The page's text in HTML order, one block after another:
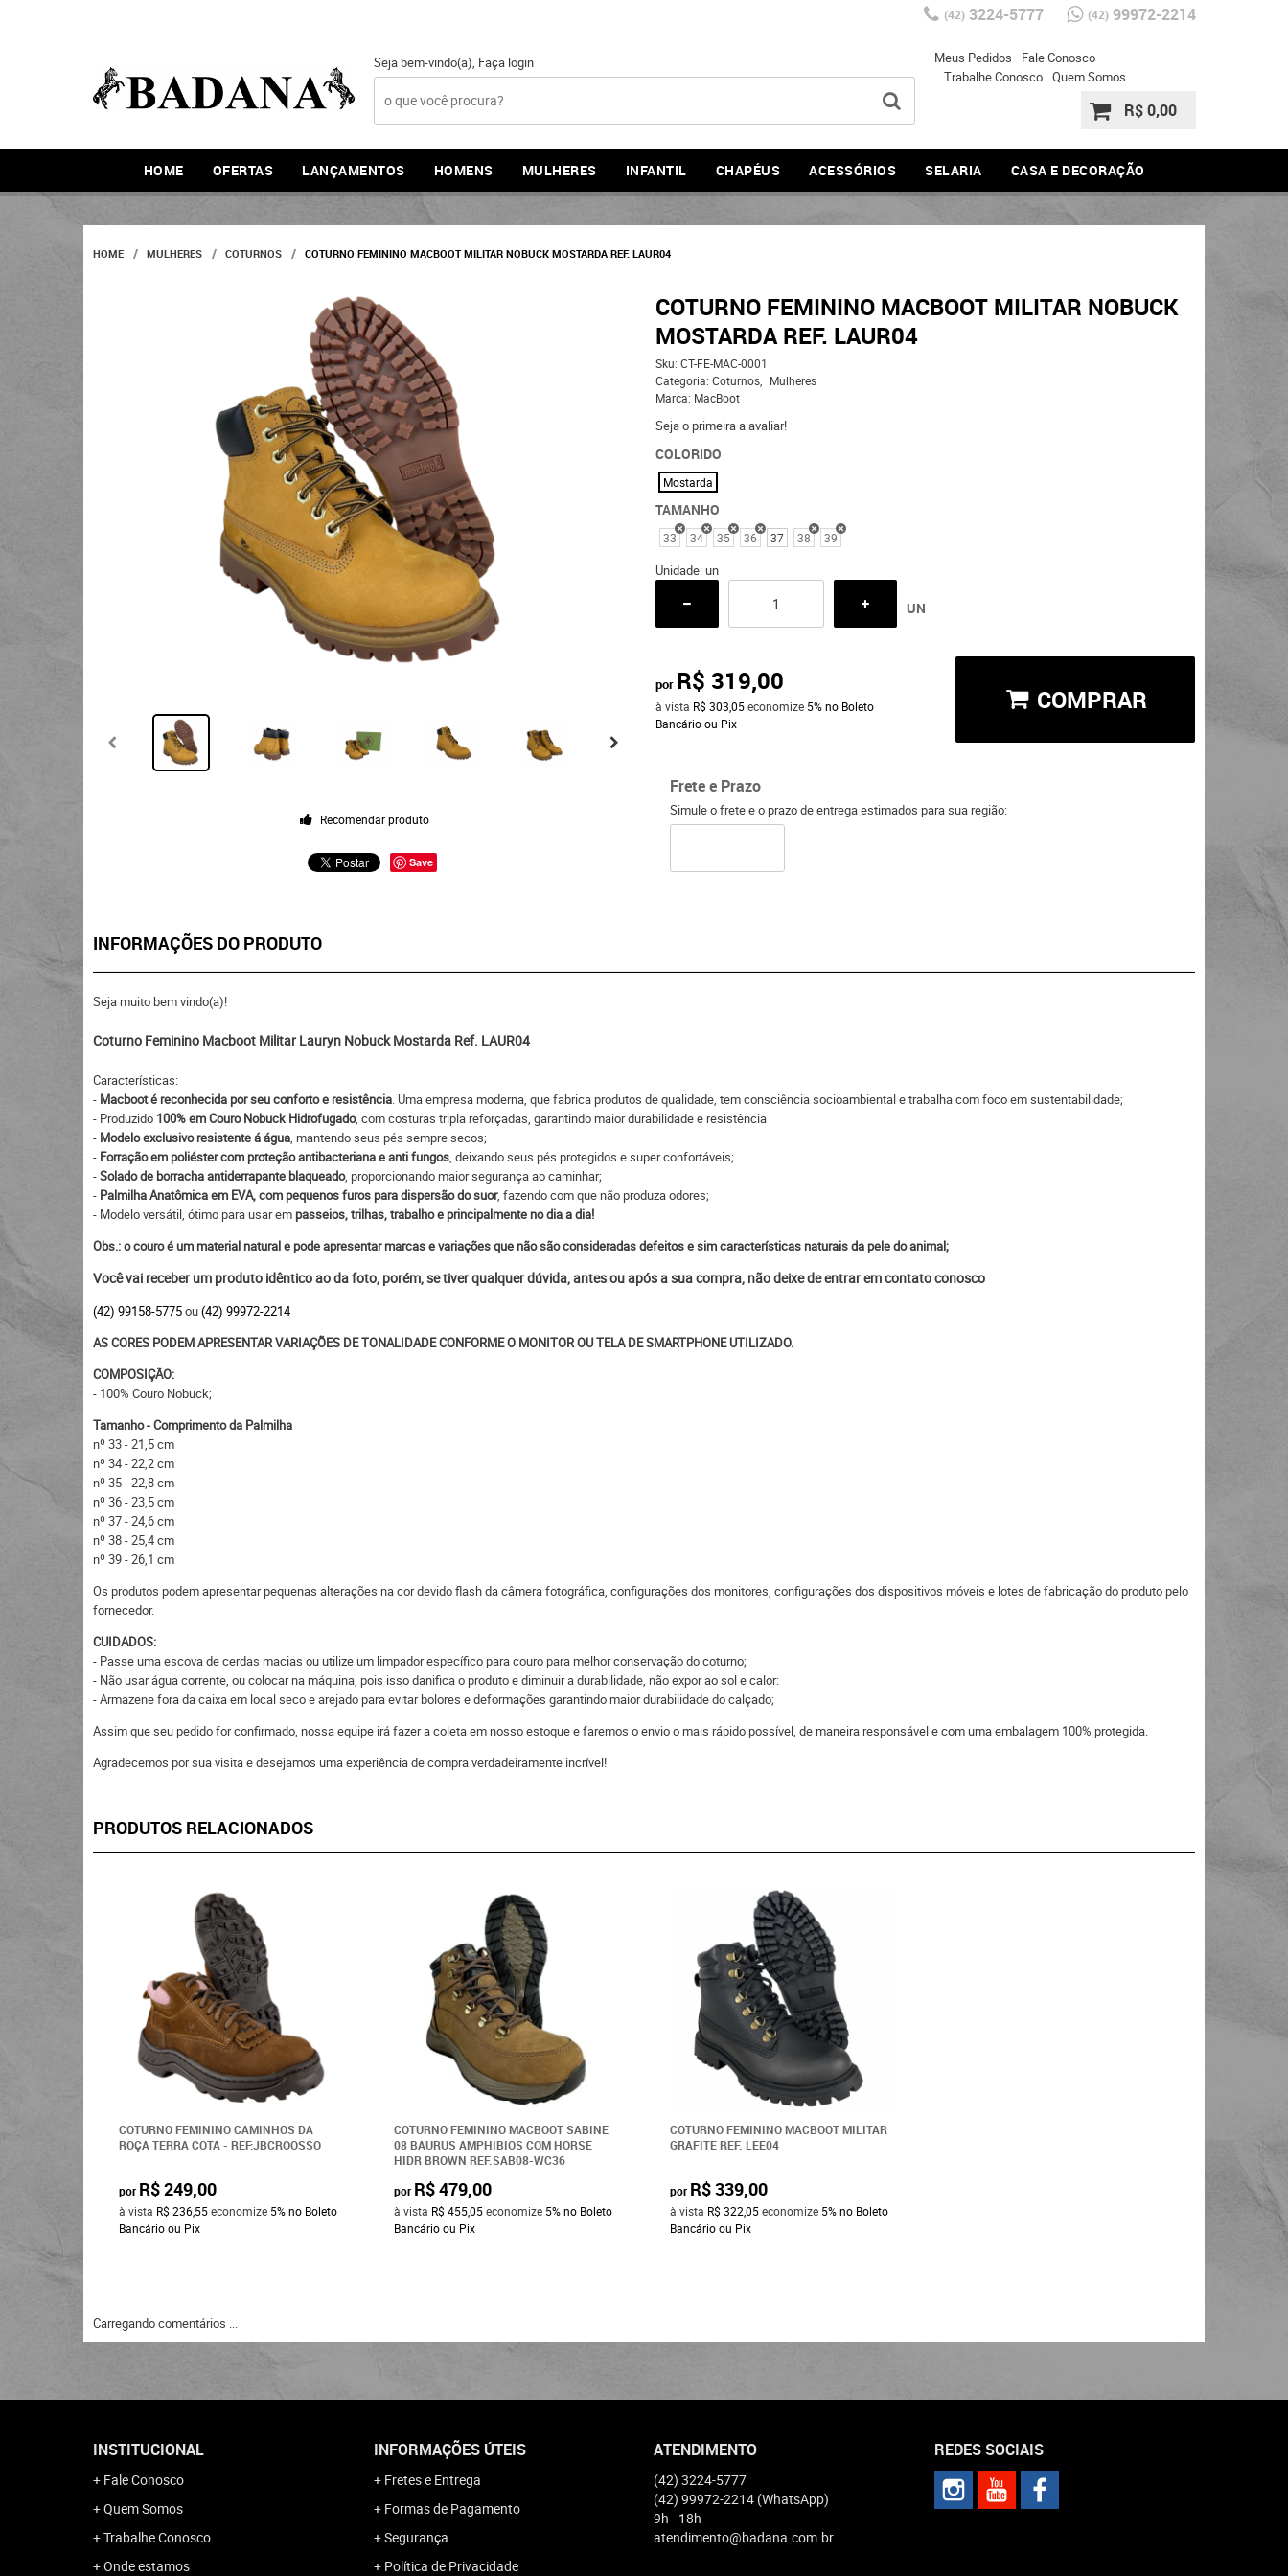
(42)3224-5777 (42)99972-2214
Seja bem-vindo(a), Faça login Meus Pedidos
Fale Conosco
Trabalhe Conosco Quem Somos
R$ 0,00
HOME OFERTAS LANÇAMENTOS HOMENS MULHERES INFANTIL CHAPÉUS ACESSÓRIOS SELARIA CASA E DECORAÇÃO
HOME MULHERES COTURNOS COTURNO FEMININO MACBOOT MILITAR NOBUCK MOSTARDA REF. LAUR04
Recomendar produto
Save
COTURNO FEMININO MACBOOT MILITAR NOBUCK
MOSTARDA REF. LAUR04
Sku: CT-FE-MAC-0001
Categoria: Coturnos
Mulheres
Marca: MacBoot
Seja o primeira a avaliar!
COLORIDO
Mostarda
TAMANHO
33 34 35 36 37 38 39
Unidade: un
UN
por R$ 319,00
à vista R$ 303,05economize 5% no Boleto
Bancário ou Pix
COMPRAR
Frete e Prazo
Simule o frete e o prazo de entrega estimados para sua região:
INFORMAÇÕES DO PRODUTO
Seja muito bem vindo(a)!
Coturno Feminino Macboot Militar Lauryn Nobuck Mostarda Ref. LAUR04
Características:
- Macboot é reconhecida por seu conforto e resistência. Uma empresa moderna, que fabrica produtos de qualidade, tem consciência socioambiental e trabalha com foco em sustentabilidade;
- Produzido 100% em Couro Nobuck Hidrofugado, com costuras tripla reforçadas, garantindo maior durabilidade e resistência
- Modelo exclusivo resistente á água, mantendo seus pés sempre secos;
- Forração em poliéster com proteção antibacteriana e anti fungos, deixando seus pés protegidos e super confortáveis;
-Solado de borracha antiderrapante blaqueado, proporcionando maior segurança ao caminhar;
- Palmilha Anatômica em EVA, com pequenos furos para dispersão do suor, fazendo com que não produza odores;
- Modelo versátil, ótimo para usar em passeios, trilhas, trabalho e principalmente no dia a dia!
Obs.: o couro é um material natural e pode apresentar marcas e variações que não são consideradas defeitos e sim características naturais da pele do animal;
Você vai receber um produto idêntico ao da foto, porém, se tiver qualquer dúvida, antes ou após a sua compra, não deixe de entrar em contato conosco
(42) 99158-5775ou(42) 99972-2214
AS CORES PODEM APRESENTAR VARIAÇÕES DE TONALIDADE CONFORME O MONITOR OU TELA DE SMARTPHONE UTILIZADO.
COMPOSIÇÃO:
- 100% Couro Nobuck;
Tamanho - Comprimento da Palmilha
nº 33 - 21,5 cm
nº 34 - 22,2 cm
nº 35 - 22,8 cm
nº 36 - 23,5 cm
nº 37 - 24,6 cm
nº 38 - 25,4 cm
nº 39 - 26,1 cm
Os produtos podem apresentar pequenas alterações na cor devido flash da câmera fotográfica, configurações dos monitores, configurações dos dispositivos móveis e lotes de fabricação do produto pelo
fornecedor.
CUIDADOS:
- Passe uma escova de cerdas macias ou utilize um limpador específico para couro para melhor conservação do coturno;
- Não usar água corrente, ou colocar na máquina, pois isso danifica o produto e diminuir a durabilidade, não expor ao sol e calor:
- Armazene fora da caixa em local seco e arejado para evitar bolores e deformações garantindo maior durabilidade do calçado;
Assim que seu pedido for confirmado, nossa equipe irá fazer a coleta em nosso estoque e faremos o envio o mais rápido possível, de maneira responsável e com uma embalagem 100% protegida.
Agradecemos por sua visita e desejamos uma experiência de compra verdadeiramente incrível!
PRODUTOS RELACIONADOS
COTURNO FEMININO CAMINHOS DA
ROÇA TERRA COTA - REF:JBCROOSSO
por R$ 249,00
à vista R$ 236,55economize 5% no Boleto
Bancário ou Pix
COTURNO FEMININO MACBOOT SABINE
08 BAURUS AMPHIBIOS COM HORSE
HIDR BROWN REF.SAB08-WC36
por R$ 479,00
à vista R$ 455,05economize 5%no Boleto
Bancário ou Pix
COTURNO FEMININO MACBOOT MILITAR
GRAFITE REF. LEE04
por R$ 339,00
à vista R$ 322,05economize 5% no Boleto
Bancário ou Pix
Carregando comentários ...
INSTITUCIONAL
Fale Conosco
Quem Somos
Trabalhe Conosco
Onde estamos
INFORMAÇÕES ÚTEIS
Fretes e Entrega
Formas de Pagamento
Segurança
Política de Privacidade
ATENDIMENTO
(42) 3224-5777
(42) 99972-2214 (WhatsApp)
9h - 18h
atendimento@badana.com.br
REDES SOCIAIS